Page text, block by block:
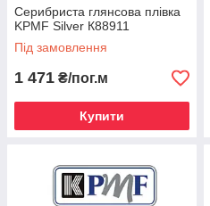
Серибриста глянсова плівка
KPMF Silver К88911
Під замовлення
1 471 ₴/пог.м
Купити